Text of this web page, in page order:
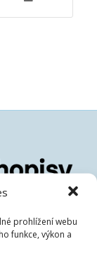
prohlížení webu
funkce, výkon a